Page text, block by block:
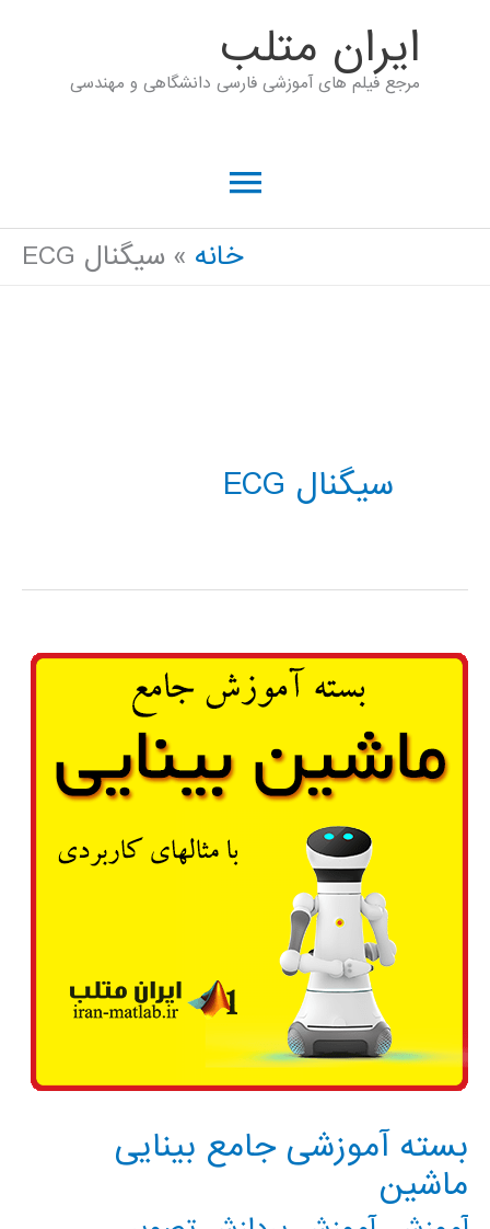
ايران متلب
مرجع فیلم های آموزشی فارسی دانشگاهی و مهندسی
فهرست
اصلی
خانه سیگنال ECG
سیگنال ECG
بسته آموزشی جامع بینایی
ماشین